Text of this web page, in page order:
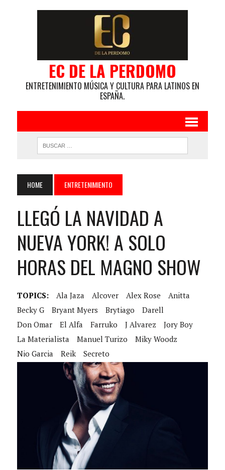
EC DE LA PERDOMO
ENTRETENIMIENTO MÚSICA Y CULTURA PARA LATINOS EN
ESPAÑA.
HOME ENTRETENIMIENTO
LLEGÓ LA NAVIDAD A
NUEVA YORK! A SOLO
HORAS DEL MAGNO SHOW
TOPICS: Ala Jaza Alcover Alex Rose
Anitta
Becky G
Bryant Myers Brytiago
Darell
Don Omar
El Alfa Farruko J Alvarez
Jory Boy
La Materialista
Manuel Turizo
Miky Woodz
Nio Garcia
Reik Secreto